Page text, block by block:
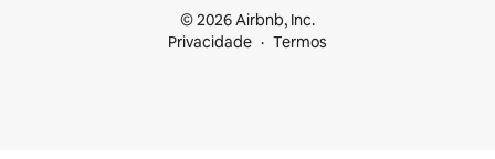
© 2026 Airbnb, Inc.
Privacidade
Termos